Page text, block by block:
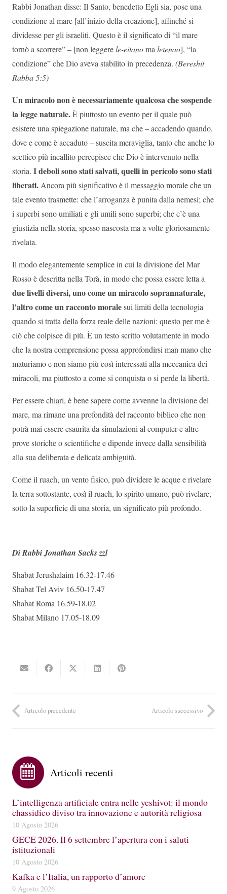
Rabbi Jonathan disse: Il Santo, benedetto Egli sia, pose una
condizione al mare [all’inizio della creazione], affinché si
dividesse per gli israeliti. Questo è il significato di “il mare
tornò a scorrere” – [non leggerele-eitanomaletenao], “la
condizione” che Dio aveva stabilito in precedenza. (Bereshit
Rabba 5:5)
Un miracolo non è necessariamente qualcosa che sospende
la legge naturale.È piuttosto un evento per il quale può
esistere una spiegazione naturale, ma che – accadendo quando,
dove e come è accaduto – suscita meraviglia, tanto che anche lo
scettico più incallito percepisce che Dio è intervenuto nella
storia. I deboli sono stati salvati, quelli in pericolo sono stati
liberati.Ancora più significativo è il messaggio morale che un
tale evento trasmette: che l’arroganza è punita dalla nemesi; che
i superbi sono umiliati e gli umili sono superbi; che c’è una
giustizia nella storia, spesso nascosta ma a volte gloriosamente
rivelata.
Il modo elegantemente semplice in cui la divisione del Mar
Rosso è descritta nella Torà, in modo che possa essere letta a
due livelli diversi, uno come un miracolo soprannaturale,
l’altro come un racconto moralesui limiti della tecnologia
quando si tratta della forza reale delle nazioni: questo per me è
ciò che colpisce di più. È un testo scritto volutamente in modo
che la nostra comprensione possa approfondirsi man mano che
maturiamo e non siamo più così interessati alla meccanica dei
miracoli, ma piuttosto a come si conquista o si perde la libertà.
Per essere chiari, è bene sapere come avvenne la divisione del
mare, ma rimane una profondità del racconto biblico che non
potrà mai essere esaurita da simulazioni al computer e altre
prove storiche o scientifiche e dipende invece dalla sensibilità
alla sua deliberata e delicata ambiguità.
Come il ruach, un vento fisico, può dividere le acque e rivelare
la terra sottostante, così il ruach, lo spirito umano, può rivelare,
sotto la superficie di una storia, un significato più profondo.
Di Rabbi Jonathan Sacks zzl
Shabat Jerushalaim 16.32-17.46
Shabat Tel Aviv 16.50-17.47
Shabat Roma 16.59-18.02
Shabat Milano 17.05-18.09
Articolo precedente Articolo successivo
Articoli recenti
L’intelligenza artificiale entra nelle yeshivot: il mondo
chassidico diviso tra innovazione e autorità religiosa
10 Agosto 2026
GECE 2026. Il 6 settembre l’apertura con i saluti
istituzionali
10 Agosto 2026
Kafka e l’Italia, un rapporto d’amore
9 Agosto 2026